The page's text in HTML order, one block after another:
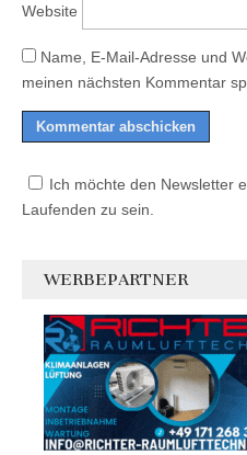
Website
Name, E-Mail-Adresse und
meinen nächsten Kommentar
Ich möchte den Newsletter
Laufenden zu sein.
WERBEPARTNER